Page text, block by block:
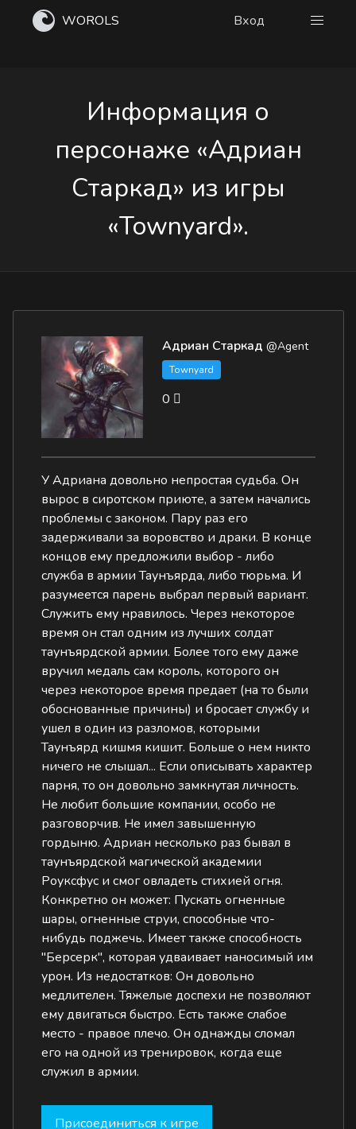
WOROLS Вход
Информация о
персонаже «Адриан
Старкад» из игры
«Townyard».
Адриан Старкад @Agent
Townyard
0
У Адриана довольно непростая судьба. Он
вырос в сиротском приюте, а затем начались
проблемы с законом. Пару раз его
задерживали за воровство и драки. В конце
концов ему предложили выбор - либо
служба в армии Таунъярда, либо тюрьма. И
разумеется парень выбрал первый вариант.
Служить ему нравилось. Через некоторое
время он стал одним из лучших солдат
таунъярдской армии. Более того ему даже
вручил медаль сам король, которого он
через некоторое время предает (на то были
обоснованные причины) и бросает службу и
ушел в один из разломов, которыми
Таунъярд кишмя кишит. Больше о нем никто
ничего не слышал... Если описывать характер
парня, то он довольно замкнутая личность.
Не любит большие компании, особо не
разговорчив. Не имел завышенную
гордыню. Адриан несколько раз бывал в
таунъярдской магической академии
Роуксфус и смог овладеть стихией огня.
Конкретно он может: Пускать огненные
шары, огненные струи, способные что-
нибудь поджечь. Имеет также способность
"Берсерк", которая удваивает наносимый им
урон. Из недостатков: Он довольно
медлителен. Тяжелые доспехи не позволяют
ему двигаться быстро. Есть также слабое
место - правое плечо. Он однажды сломал
его на одной из тренировок, когда еще
служил в армии.
Присоединиться к игре